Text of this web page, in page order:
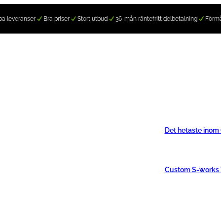
leveranser Bra priser Stort utbud 36-mån räntefritt delbetalning
Det hetaste inom
Custom S-works